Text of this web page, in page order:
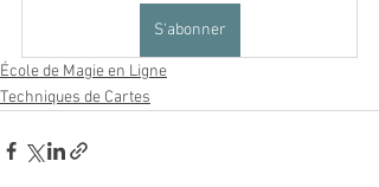
S'abonner
École de Magie en Ligne
Techniques de Cartes